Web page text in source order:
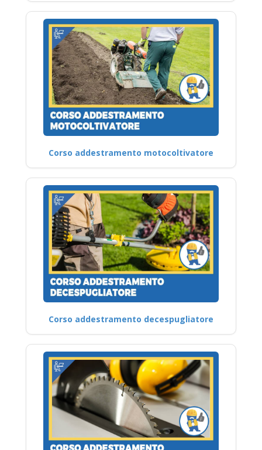
Corso addestramento motocoltivatore
Corso addestramento decespugliatore